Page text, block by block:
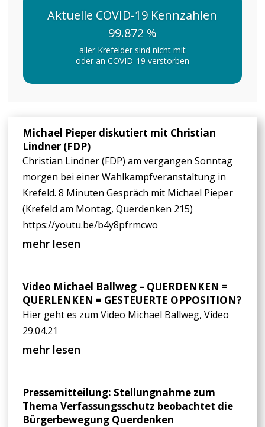
Aktuelle COVID-19 Kennzahlen
99.872 %
aller Krefelder sind nicht mit
oder an COVID-19 verstorben
Michael Pieper diskutiert mit Christian
Lindner (FDP)
Christian Lindner (FDP) am vergangen Sonntag
morgen bei einer Wahlkampfveranstaltung in
Krefeld. 8 Minuten Gespräch mit Michael Pieper
(Krefeld am Montag, Querdenken 215)
https://youtu.be/b4y8pfrmcwo
mehr lesen
Video Michael Ballweg – QUERDENKEN =
QUERLENKEN = GESTEUERTE OPPOSITION?
Hier geht es zum Video Michael Ballweg, Video
29.04.21
mehr lesen
Pressemitteilung: Stellungnahme zum
Thema Verfassungsschutz beobachtet die
Bürgerbewegung Querdenken